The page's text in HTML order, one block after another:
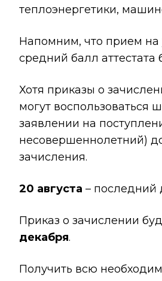
теплоэнергетики,
Напомним, что прием на
средний балл
Хотя приказы о
могут воспользоваться
заявлении на
несовершеннолетний)
зачисления.
20 августа – последний
Приказ о зачислении
декабря.
Получить всю